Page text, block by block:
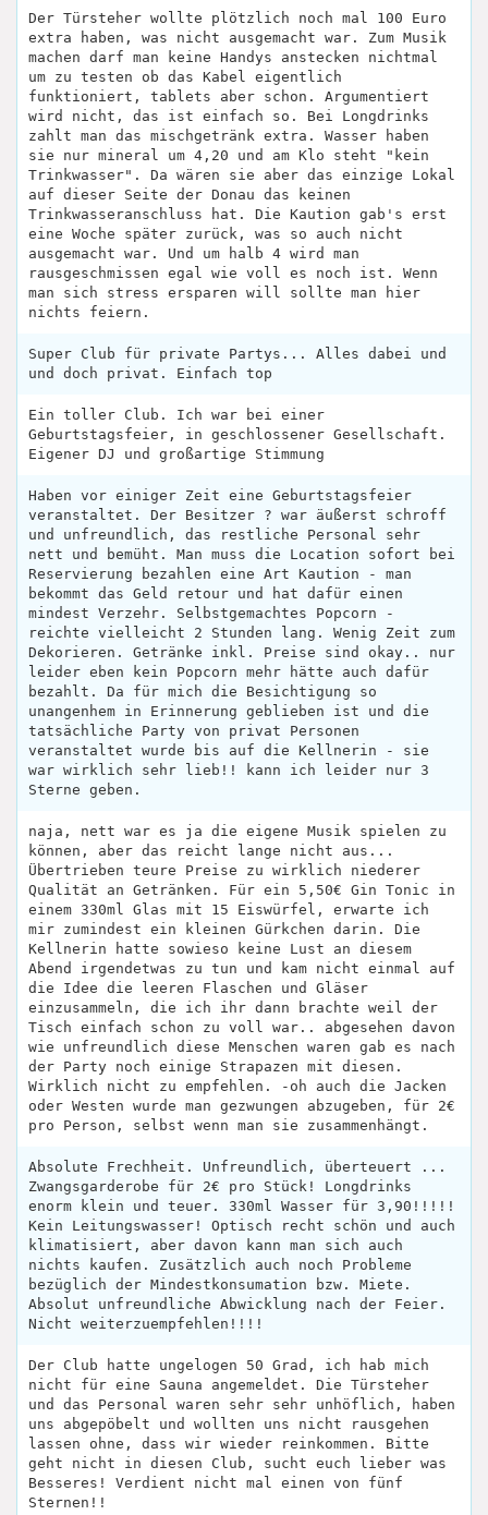
Der Türsteher wollte plötzlich noch mal 100 Euro
extra haben, was nicht ausgemacht war. Zum Musik
machen darf man keine Handys anstecken nichtmal
um zu testen ob das Kabel eigentlich
funktioniert, tablets aber schon. Argumentiert
wird nicht, das ist einfach so. Bei Longdrinks
zahlt man das mischgetränk extra. Wasser haben
sie nur mineral um 4,20 und am Klo steht "kein
Trinkwasser". Da wären sie aber das einzige Lokal
auf dieser Seite der Donau das keinen
Trinkwasseranschluss hat. Die Kaution gab's erst
eine Woche später zurück, was so auch nicht
ausgemacht war. Und um halb 4 wird man
rausgeschmissen egal wie voll es noch ist. Wenn
man sich stress ersparen will sollte man hier
nichts feiern.
Super Club für private Partys... Alles dabei und
und doch privat. Einfach top
Ein toller Club. Ich war bei einer
Geburtstagsfeier, in geschlossener Gesellschaft.
Eigener DJ und großartige Stimmung
Haben vor einiger Zeit eine Geburtstagsfeier
veranstaltet. Der Besitzer ? war äußerst schroff
und unfreundlich, das restliche Personal sehr
nett und bemüht. Man muss die Location sofort bei
Reservierung bezahlen eine Art Kaution - man
bekommt das Geld retour und hat dafür einen
mindest Verzehr. Selbstgemachtes Popcorn -
reichte vielleicht 2 Stunden lang. Wenig Zeit zum
Dekorieren. Getränke inkl. Preise sind okay.. nur
leider eben kein Popcorn mehr hätte auch dafür
bezahlt. Da für mich die Besichtigung so
unangenhem in Erinnerung geblieben ist und die
tatsächliche Party von privat Personen
veranstaltet wurde bis auf die Kellnerin - sie
war wirklich sehr lieb!! kann ich leider nur 3
Sterne geben.
naja, nett war es ja die eigene Musik spielen zu
können, aber das reicht lange nicht aus...
Übertrieben teure Preise zu wirklich niederer
Qualität an Getränken. Für ein 5,50€ Gin Tonic in
einem 330ml Glas mit 15 Eiswürfel, erwarte ich
mir zumindest ein kleinen Gürkchen darin. Die
Kellnerin hatte sowieso keine Lust an diesem
Abend irgendetwas zu tun und kam nicht einmal auf
die Idee die leeren Flaschen und Gläser
einzusammeln, die ich ihr dann brachte weil der
Tisch einfach schon zu voll war.. abgesehen davon
wie unfreundlich diese Menschen waren gab es nach
der Party noch einige Strapazen mit diesen.
Wirklich nicht zu empfehlen. -oh auch die Jacken
oder Westen wurde man gezwungen abzugeben, für 2€
pro Person, selbst wenn man sie zusammenhängt.
Absolute Frechheit. Unfreundlich, überteuert ...
Zwangsgarderobe für 2€ pro Stück! Longdrinks
enorm klein und teuer. 330ml Wasser für 3,90!!!!!
Kein Leitungswasser! Optisch recht schön und auch
klimatisiert, aber davon kann man sich auch
nichts kaufen. Zusätzlich auch noch Probleme
bezüglich der Mindestkonsumation bzw. Miete.
Absolut unfreundliche Abwicklung nach der Feier.
Nicht weiterzuempfehlen!!!!
Der Club hatte ungelogen 50 Grad, ich hab mich
nicht für eine Sauna angemeldet. Die Türsteher
und das Personal waren sehr sehr unhöflich, haben
uns abgepöbelt und wollten uns nicht rausgehen
lassen ohne, dass wir wieder reinkommen. Bitte
geht nicht in diesen Club, sucht euch lieber was
Besseres! Verdient nicht mal einen von fünf
Sternen!!